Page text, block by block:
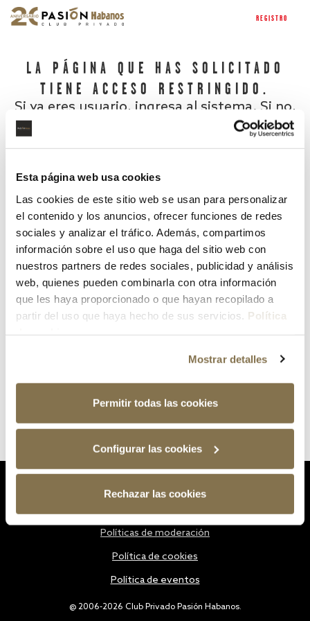
Esta página web usa cookies
Las cookies de este sitio web se usan para personalizar
el contenido y los anuncios, ofrecer funciones de redes
sociales y analizar el tráfico. Además, compartimos
información sobre el uso que haga del sitio web con
nuestros partners de redes sociales, publicidad y análisis
web, quienes pueden combinarla con otra información
que les haya proporcionado o que hayan recopilado a
partir del uso que haya hecho de sus servicios. Política
Mostrar detalles
Permitir todas las cookies
Configurar las cookies
Rechazar las cookies
REGISTRO
LA PÁGINA QUE HAS SOLICITADO
TIENE ACCESO RESTRINGIDO.
Si ya eres usuario, ingresa al sistema. Si no,
¿Has olvidado tu contraseña?
@ 2006-2026 Club Privado Pasión Habanos.
Políticas de moderación
Política de cookies
Política de eventos